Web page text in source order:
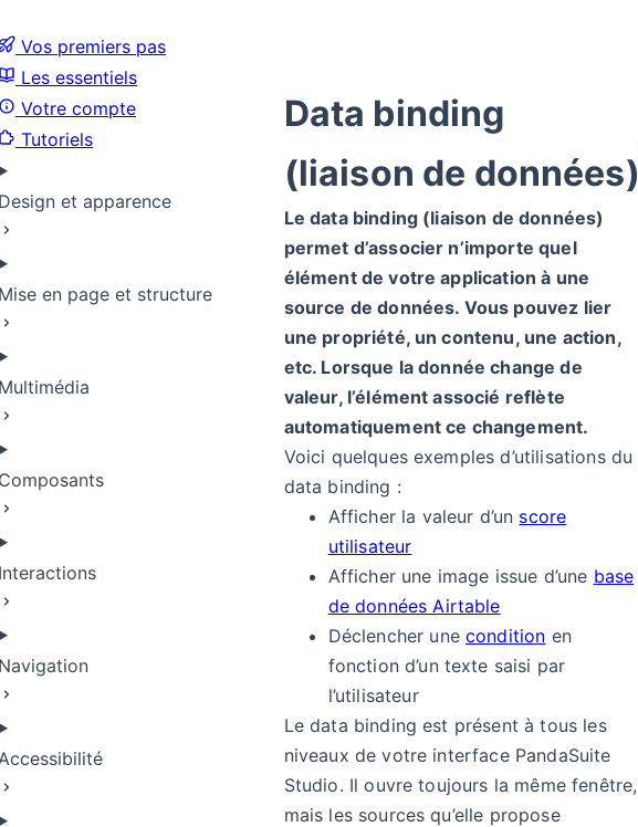
Vos premiers pas
Les essentiels
Votre compte
Tutoriels
Design et apparence
Mise en page et structure
Multimédia
Composants
Interactions
Navigation
Data binding
(liaison de données)
Le data binding (liaison de données)
permet d’associer n’importe quel
élément de votre application à une
source de données. Vous pouvez lier
une propriété, un contenu, une action,
etc. Lorsque la donnée change de
valeur, l’élément associé reflète
automatiquement ce changement.
Voici quelques exemples d’utilisations du
data binding :
Afficher la valeur d’un score
utilisateur
Afficher une image issue d’une base
de données Airtable
Déclencher une condition en
fonction d’un texte saisi par
l’utilisateur
Le data binding est présent à tous les
niveaux de votre interface PandaSuite
Studio. Il ouvre toujours la même fenêtre,
mais les sources qu’elle propose